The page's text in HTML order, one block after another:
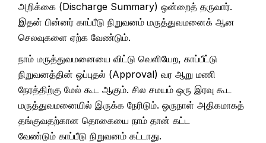
அறிக்கை (Discharge Summary) ஒன்றைத் தருவார்.
இதன் பின்னர் காப்பீடு நிறுவனம் மருத்துவமனைக் ஆன
செலவுகளை ஏற்க வேண்டும்.
நாம் மருத்துவமனையை விட்டு வெளியேற, காப்பீட்டு
நிறுவனத்தின் ஒப்புதல் (Approval) வர ஆறு மணி
நேரத்திற்கு மேல் கூட ஆகும். சில சமயம் ஒரு இரவு கூட
மருத்துவமனையில் இருக்க நேரிடும். ஒருநாள் அதிகமாகத்
தங்குவதற்கான தொகையை நாம் தான் கட்ட
வேண்டும் காப்பீடு நிறுவனம் கட்டாது.